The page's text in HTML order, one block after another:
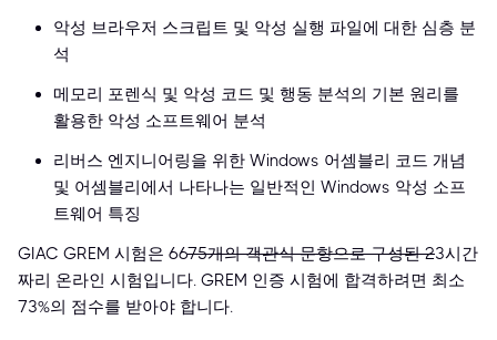
악성 브라우저 스크립트 및 악성 실행 파일에 대한 심층 분
석
메모리 포렌식 및 악성 코드 및 행동 분석의 기본 원리를
활용한 악성 소프트웨어 분석
리버스 엔지니어링을 위한 Windows 어셈블리 코드 개념
및 어셈블리에서 나타나는 일반적인 Windows 악성 소프
트웨어 특징
GIAC GREM 시험은 6675개의 객관식 문항으로 구성된 23시간
짜리 온라인 시험입니다. GREM 인증 시험에 합격하려면 최소
73%의 점수를 받아야 합니다.